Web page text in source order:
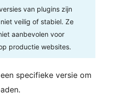
van plugins zijn
veilig of stabiel. Ze
aanbevolen voor
productie websites.
specifieke versie om